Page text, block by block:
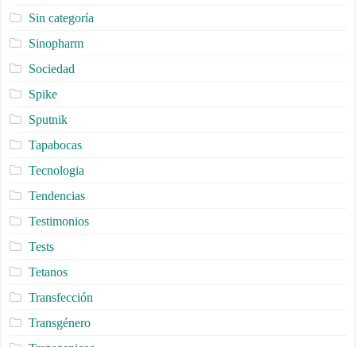
Sin categoría
Sinopharm
Sociedad
Spike
Sputnik
Tapabocas
Tecnologia
Tendencias
Testimonios
Tests
Tetanos
Transfección
Transgénero